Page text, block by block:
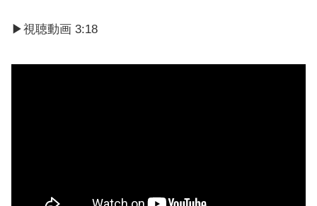
▶︎視聴動画 3:18